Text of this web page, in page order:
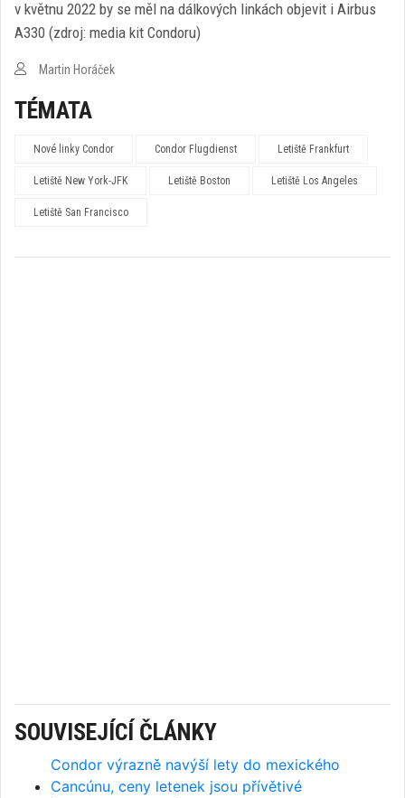
v květnu 2022 by se měl na dálkových linkách objevit i Airbus
A330 (zdroj: media kit Condoru)
Martin Horáček
TÉMATA
Nové linky Condor Condor Flugdienst Letiště Frankfurt
Letiště New York-JFK Letiště Boston Letiště Los Angeles
Letiště San Francisco
SOUVISEJÍCÍ ČLÁNKY
Condor výrazně navýší lety do mexického
Cancúnu, ceny letenek jsou přívětivé